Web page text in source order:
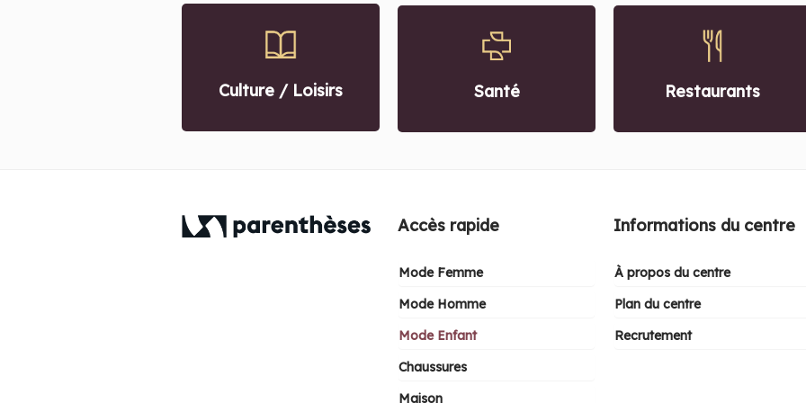
Culture / Loisirs Santé Restaurants
Accès rapide
Mode Femme
Mode Homme
Mode Enfant
Chaussures
Maison
Informations du centre
À propos du centre
Plan du centre
Recrutement